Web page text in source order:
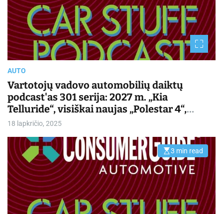
e
d
a
d
AUTO
Vartotojų vadovo automobilių daiktų
podcast'as 301 serija: 2027 m. „Kia
Telluride“, visiškai naujas „Polestar 4“,
„Infiniti“ ateities planavimas | Kasdienis
18 lapkričio, 2025
E
s
t
i
m
a
t
e
d
3 min read